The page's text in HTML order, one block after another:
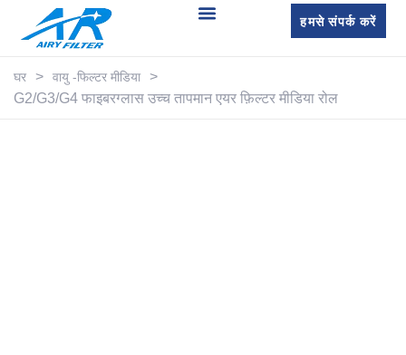
हमसे संपर्क करें
घर > वायु -फिल्टर मीडिया
>
G2/G3/G4 फाइबरग्लास उच्च तापमान एयर फ़िल्टर मीडिया रोल